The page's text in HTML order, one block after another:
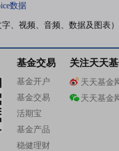
数据
视频、音频、数据及图表
基金交易
基金开户
基金交易
活期宝
基金产品
稳健理财
关注天天
天天基金
天天基金